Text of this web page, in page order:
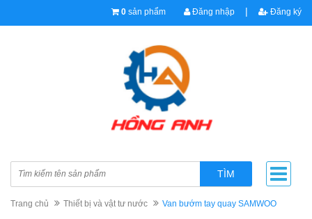
0 sản phẩm Đăng nhập | Đăng ký
TÌM
Trang chủ Thiết bị và vật tư nước Van bướm tay quay SAMWOO